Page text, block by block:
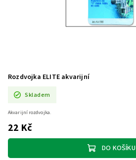
Rozdvojka ELITE akvarijní
Skladem
22 Kč
DO KOŠÍKU
Akvarijní rozdvojka.